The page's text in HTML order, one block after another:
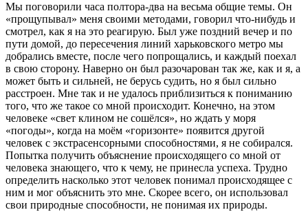
Мы поговорили часа полтора-два на весьма общие темы. Он
«прощупывал» меня своими методами, говорил что-нибудь и
смотрел, как я на это реагирую. Был уже поздний вечер и по
пути домой, до пересечения линий харьковского метро мы
добрались вместе, после чего попрощались, и каждый поехал
в свою сторону. Наверно он был разочарован так же, как и я, а
может быть и сильней, не берусь судить, но я был сильно
расстроен. Мне так и не удалось приблизиться к пониманию
того, что же такое со мной происходит. Конечно, на этом
человеке «свет клином не сошёлся», но ждать у моря
«погоды», когда на моём «горизонте» появится другой
человек с экстрасенсорными способностями, я не собирался.
Попытка получить объяснение происходящего со мной от
человека знающего, что к чему, не принесла успеха. Трудно
определить насколько этот человек понимал происходящее с
ним и мог объяснить это мне. Скорее всего, он использовал
свои природные способности, не понимая их природы.